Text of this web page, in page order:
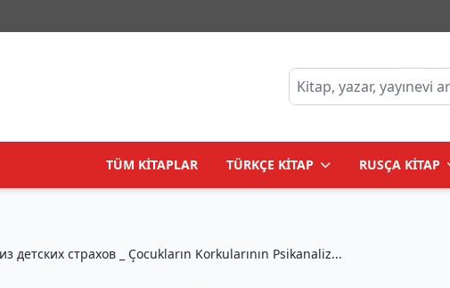
TÜM KİTAPLAR TÜRKÇE KİTAP RUSÇA KİTAP
Психоанализ детских страхов _ Çocukların Korkularının Psikanaliz...